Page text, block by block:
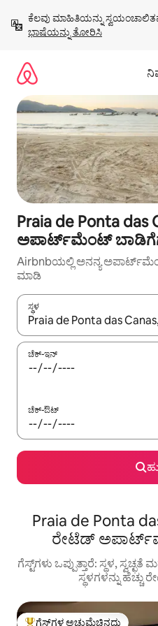
ಹೋಗಿ
ಕೆಲವು ಮಾಹಿತಿಯನ್ನು
ಭಾಷೆಯನ್ನು ತೋರಿಸಿ
Praia de Ponta das
ಅಪಾರ್ಟ್‌ಮೆಂಟ್
Airbnbಯಲ್ಲಿ ಅನನ್ಯ
ಮಾಡಿ
ಸ್ಥಳ
ಫಲಿತಾಂಶಗಳು ಲಭ್ಯವಿರುವಾಗ,
ಚೆಕ್-ಇನ್
ಚೆಕ್-ಔಟ್
Praia de Ponta
ರೇಟೆಡ್
ಗೆಸ್ಟ್‌ಗಳು ಒಪ್ಪುತ್ತಾರೆ: ಸ್ಥಳ, ಸ್ವಚ್ಛತೆ
ಸ್ಥಳಗಳನ್ನು ಹೆಚ್ಚು
ಗೆಸ್ಟ್‌ಗಳ ಅಚ್ಚುಮೆಚ್ಚಿನದು